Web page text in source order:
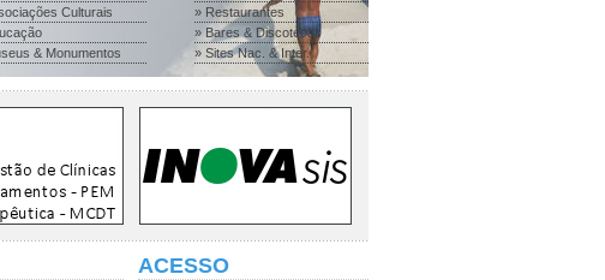
Culturais
& Monumentos
» Restaurantes
» Bares & Discotecas
» Sites Nac. & Inter.
ACESSO